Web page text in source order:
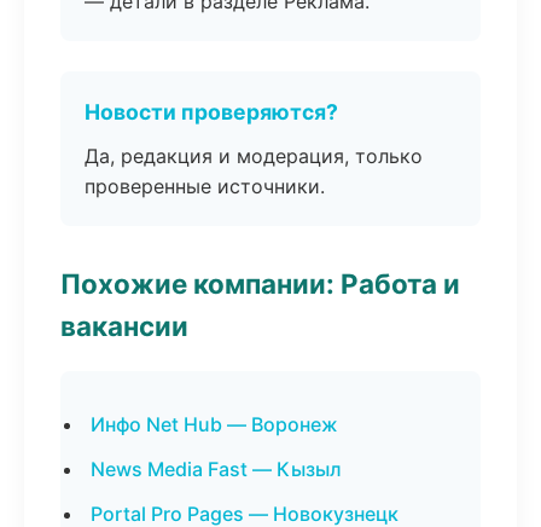
Новости проверяются?
Да, редакция и модерация, только
проверенные источники.
Похожие компании: Работа и
вакансии
Инфо Net Hub — Воронеж
News Media Fast — Кызыл
Portal Pro Pages — Новокузнецк